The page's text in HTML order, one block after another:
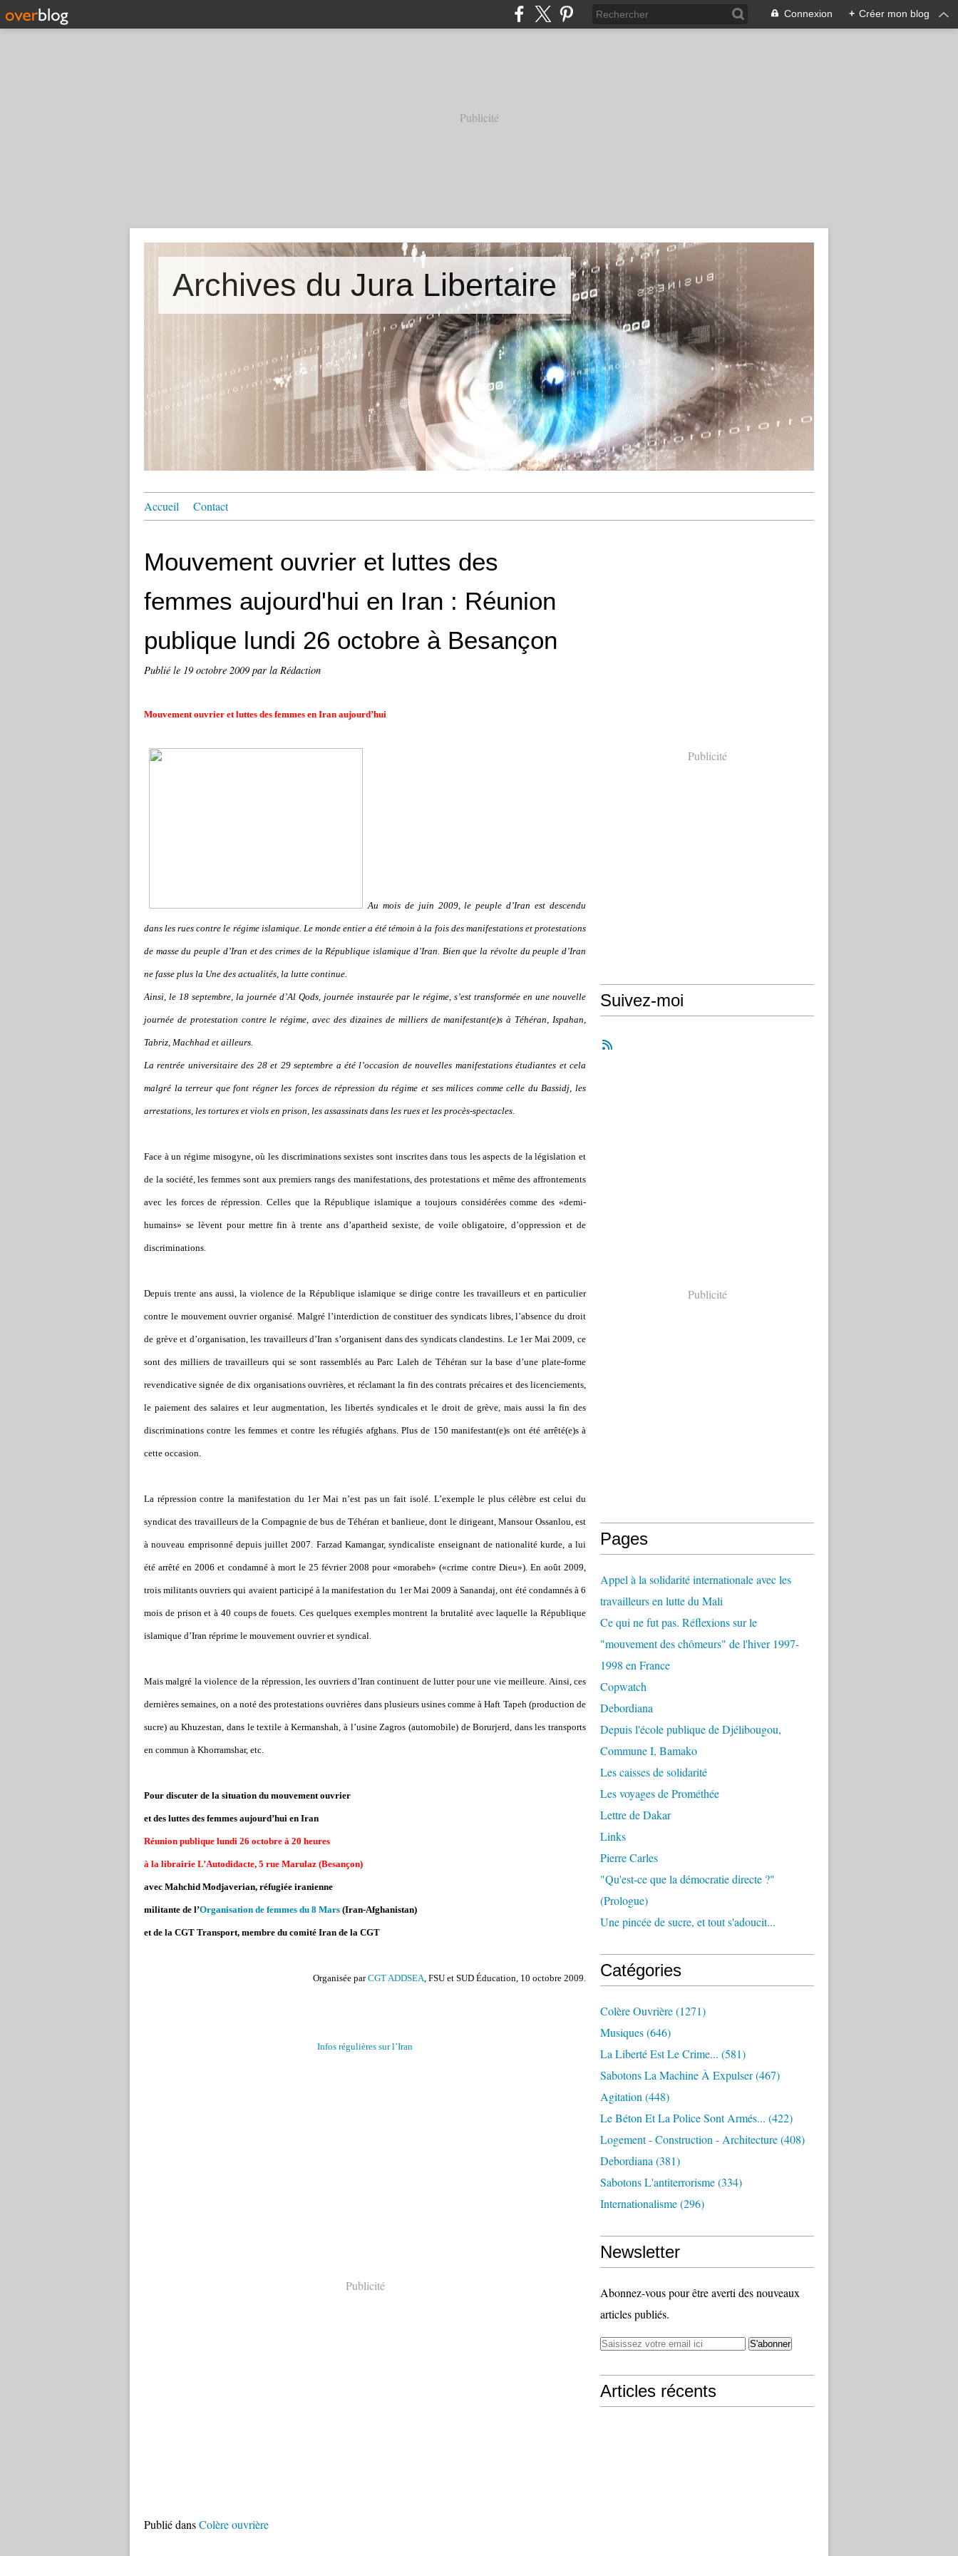
Connexion + Créer mon blog
Publicité
Archives du Jura Libertaire
Accueil Contact
Mouvement ouvrier et luttes des
femmes aujourd'hui en Iran : Réunion
publique lundi 26 octobre à Besançon
Publié le 19 octobre 2009 par la Rédaction
Mouvement ouvrier et luttes des femmes en Iran aujourd’hui
Au mois de juin 2009, le peuple d’Iran est descendu
dans les rues contre le régime islamique. Le monde entier a été témoin à la fois des manifestations et protestations
de masse du peuple d’Iran et des crimes de la République islamique d’Iran. Bien que la révolte du peuple d’Iran
ne fasse plus la Une des actualités, la lutte continue.
Ainsi, le 18 septembre, la journée d’Al Qods, journée instaurée par le régime, s’est transformée en une nouvelle
journée de protestation contre le régime, avec des dizaines de milliers de manifestant(e)s à Téhéran, Ispahan,
Tabriz, Machhad et ailleurs.
La rentrée universitaire des 28 et 29 septembre a été l’occasion de nouvelles manifestations étudiantes et cela
malgré la terreur que font régner les forces de répression du régime et ses milices comme celle du Bassidj, les
arrestations, les tortures et viols en prison, les assassinats dans les rues et les procès-spectacles.
Face à un régime misogyne, où les discriminations sexistes sont inscrites dans tous les aspects de la législation et
de la société, les femmes sont aux premiers rangs des manifestations, des protestations et même des affrontements
avec les forces de répression. Celles que la République islamique a toujours considérées comme des «demi-
humains» se lèvent pour mettre fin à trente ans d’apartheid sexiste, de voile obligatoire, d’oppression et de
discriminations.
Depuis trente ans aussi, la violence de la République islamique se dirige contre les travailleurs et en particulier
contre le mouvement ouvrier organisé. Malgré l’interdiction de constituer des syndicats libres, l’absence du droit
de grève et d’organisation, les travailleurs d’Iran s’organisent dans des syndicats clandestins. Le 1er Mai 2009, ce
sont des milliers de travailleurs qui se sont rassemblés au Parc Laleh de Téhéran sur la base d’une plate-forme
revendicative signée de dix organisations ouvrières, et réclamant la fin des contrats précaires et des licenciements,
le paiement des salaires et leur augmentation, les libertés syndicales et le droit de grève, mais aussi la fin des
discriminations contre les femmes et contre les réfugiés afghans. Plus de 150 manifestant(e)s ont été arrêté(e)s à
cette occasion.
La répression contre la manifestation du 1er Mai n’est pas un fait isolé. L’exemple le plus célèbre est celui du
syndicat des travailleurs de la Compagnie de bus de Téhéran et banlieue, dont le dirigeant, Mansour Ossanlou, est
à nouveau emprisonné depuis juillet 2007. Farzad Kamangar, syndicaliste enseignant de nationalité kurde, a lui
été arrêté en 2006 et condamné à mort le 25 février 2008 pour «morabeh» («crime contre Dieu»). En août 2009,
trois militants ouvriers qui avaient participé à la manifestation du 1er Mai 2009 à Sanandaj, ont été condamnés à 6
mois de prison et à 40 coups de fouets. Ces quelques exemples montrent la brutalité avec laquelle la République
islamique d’Iran réprime le mouvement ouvrier et syndical.
Mais malgré la violence de la répression, les ouvriers d’Iran continuent de lutter pour une vie meilleure. Ainsi, ces
dernières semaines, on a noté des protestations ouvrières dans plusieurs usines comme à Haft Tapeh (production de
sucre) au Khuzestan, dans le textile à Kermanshah, à l’usine Zagros (automobile) de Borurjerd, dans les transports
en commun à Khorramshar, etc.
Pour discuter de la situation du mouvement ouvrier
et des luttes des femmes aujourd’hui en Iran
Réunion publique lundi 26 octobre à 20 heures
à la librairie L’Autodidacte, 5 rue Marulaz (Besançon)
avec Mahchid Modjaverian, réfugiée iranienne
militante de l’Organisation de femmes du 8 Mars (Iran-Afghanistan)
et de la CGT Transport, membre du comité Iran de la CGT
Organisée parCGT ADDSEA, FSU et SUD Éducation, 10 octobre 2009.
Infos régulières sur l’Iran
Publicité
Publié dansColère ouvrière
Publicité
Suivez-moi
Publicité
Pages
Appel à la solidarité internationale avec les
travailleurs en lutte du Mali
Ce qui ne fut pas. Réflexions sur le
"mouvement des chômeurs" de l'hiver 1997-
1998 en France
Copwatch
Debordiana
Depuis l'école publique de Djélibougou,
Commune I, Bamako
Les caisses de solidarité
Les voyages de Prométhée
Lettre de Dakar
Links
Pierre Carles
"Qu'est-ce que la démocratie directe ?"
(Prologue)
Une pincée de sucre, et tout s'adoucit...
Catégories
Colère Ouvrière(1271)
Musiques(646)
La Liberté Est Le Crime... (581)
Sabotons La Machine À Expulser(467)
Agitation (448)
Le Béton Et La Police Sont Armés... (422)
Logement - Construction - Architecture(408)
Debordiana (381)
Sabotons L'antiterrorisme(334)
Internationalisme(296)
Newsletter
Abonnez-vous pour être averti des nouveaux
articles publiés.
Articles récents